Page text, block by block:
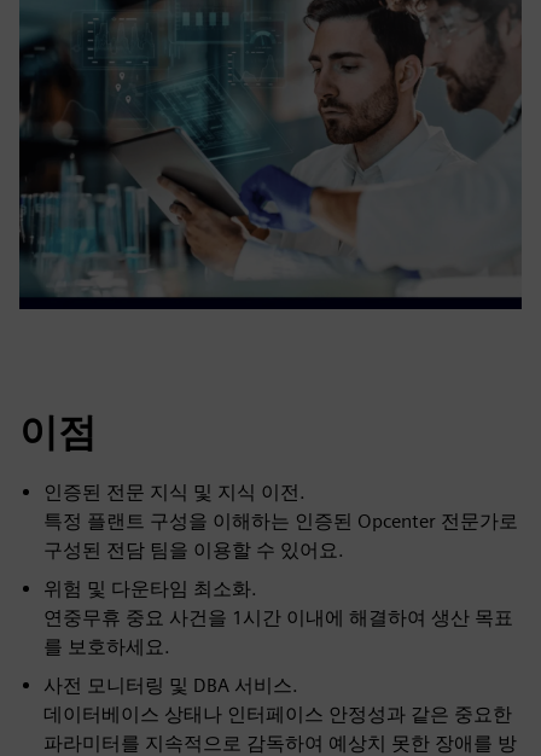
이점
인증된 전문 지식 및 지식 이전.
특정 플랜트 구성을 이해하는 인증된 Opcenter 전문가로
구성된 전담 팀을 이용할 수 있어요.
위험 및 다운타임 최소화.
연중무휴 중요 사건을 1시간 이내에 해결하여 생산 목표
를 보호하세요.
사전 모니터링 및 DBA 서비스.
데이터베이스 상태나 인터페이스 안정성과 같은 중요한
파라미터를 지속적으로 감독하여 예상치 못한 장애를 방